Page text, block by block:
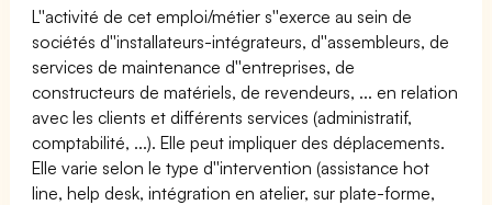
L''activité de cet emploi/métier s''exerce au sein de
sociétés d''installateurs-intégrateurs, d''assembleurs, de
services de maintenance d''entreprises, de
constructeurs de matériels, de revendeurs, ... en relation
avec les clients et différents services (administratif,
comptabilité, ...). Elle peut impliquer des déplacements.
Elle varie selon le type d''intervention (assistance hot
line, help desk, intégration en atelier, sur plate-forme,